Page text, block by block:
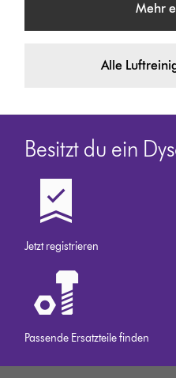
Mehr
Alle
Besitzt du ein
Jetzt registrieren
Passende Ersatzteile finden